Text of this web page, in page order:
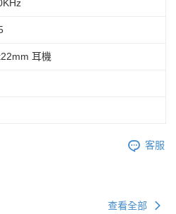
耳機
客服
查看全部